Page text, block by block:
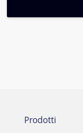
Prodotti